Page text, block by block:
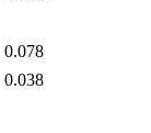
0.078
0.038